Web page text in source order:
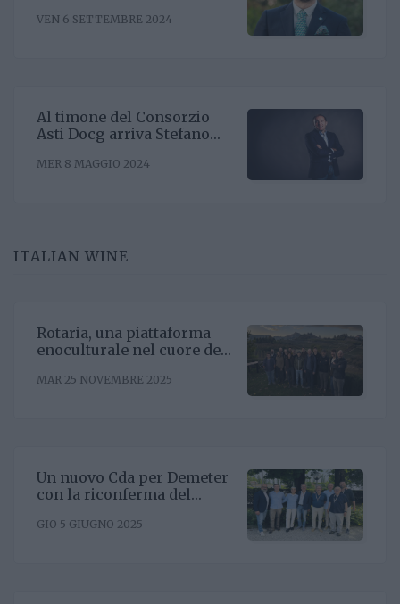
Riccardo Binda
VEN 6 SETTEMBRE 2024
Al timone del Consorzio
Asti Docg arriva Stefano
sinergia associativa e far
MER 8 MAGGIO 2024
ITALIAN WINE
Rotaria, una piattaforma
enoculturale nel cuore del
MAR 25 NOVEMBRE 2025
Un nuovo Cda per Demeter
con la riconferma del
GIO 5 GIUGNO 2025